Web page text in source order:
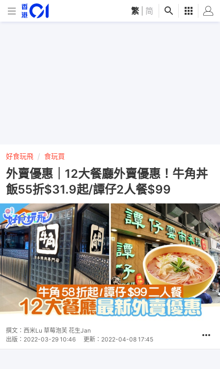
繁 简
好食玩飛 食玩買
外賣優惠｜12大餐廳外賣優惠！牛角丼
飯55折$31.9起/譚仔2人餐$99
撰文： 西米Lu 草莓泡芙 花生Jan
出版： 2022-03-29 10:46 更新： 2022-04-08 17:45